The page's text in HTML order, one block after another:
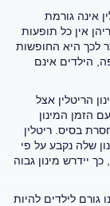
אינה גורמת
אין כל תופעות
לכך היא החופשות
הילדים אינם
הריטלין אצל
הזמן המינון
בסיס. ריטלין
שלה נקבע על פי
יידרש מינון גבוה
גורם לילדים להיות